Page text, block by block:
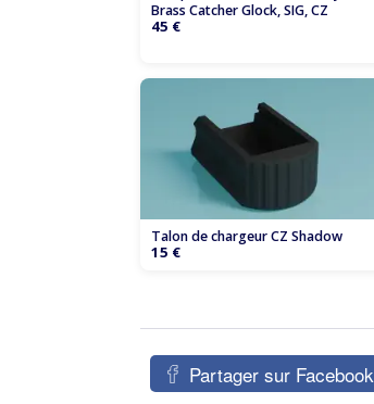
Brass Catcher Glock, SIG, CZ
45 €
Talon de chargeur CZ Shadow
15 €
Partager sur Facebook